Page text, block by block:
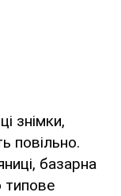
знімки,
повільно.
базарна
типове